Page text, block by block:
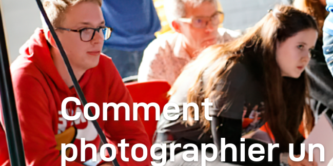
Comment
photographier un